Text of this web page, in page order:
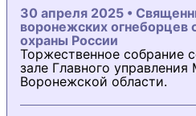
30 апреля 2025 •
воронежских огнеборцев
охраны России
Торжественное собрание
зале Главного
Воронежской области.